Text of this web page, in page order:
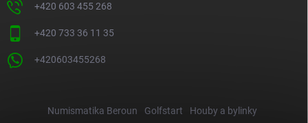
+420 603 455 268
+420 733 36 11 35
+420603455268
Numismatika Beroun Golfstart
Houby a bylinky